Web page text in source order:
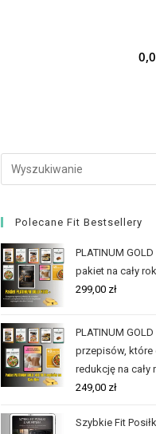
Polecane Fit Bestsellery
PLATINUM
pakiet na cały rok
299,00 zł
PLATINUM
przepisów, które
redukcję na cały
249,00 zł
Szybkie Fit